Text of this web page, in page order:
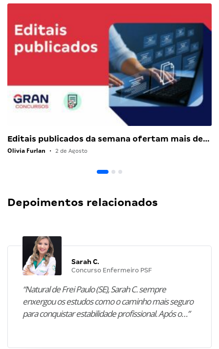
Editais publicados da semana ofertam mais de…
Olivia Furlan • 2 de Agosto
Depoimentos relacionados
Sarah C.
Concurso Enfermeiro PSF
“Natural de Frei Paulo (SE), Sarah C. sempre
enxergou os estudos como o caminho mais seguro
para conquistar estabilidade profissional. Após o…”